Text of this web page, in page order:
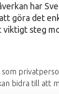
har
göra det
viktigt steg
som
bidra till att